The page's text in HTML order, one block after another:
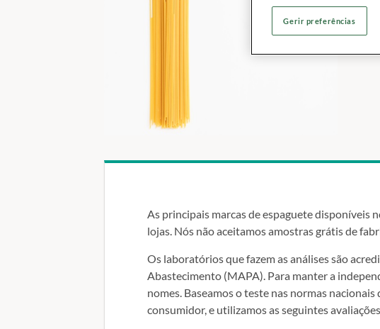
As principais marcas de espaguete disponíveis
lojas. Nós não aceitamos amostras grátis de
Os laboratórios que fazem as análises são
Abastecimento (MAPA). Para manter a
nomes. Baseamos o teste nas normas
consumidor, e utilizamos as seguintes
Gerir preferências